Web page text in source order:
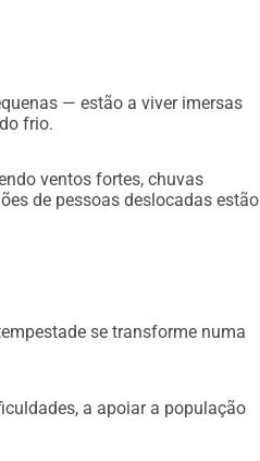
— estão a viver imersas
frio.
ventos fortes, chuvas
de pessoas deslocadas estão
se transforme numa
a apoiar a população